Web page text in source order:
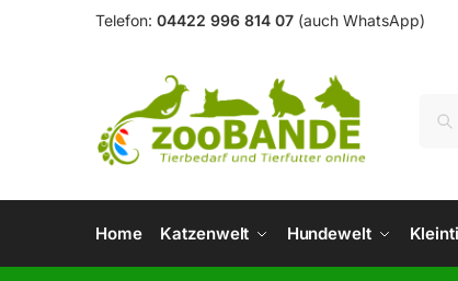
Telefon: 04422 996 814 07 (auch WhatsApp)
Home Katzenwelt Hundewelt